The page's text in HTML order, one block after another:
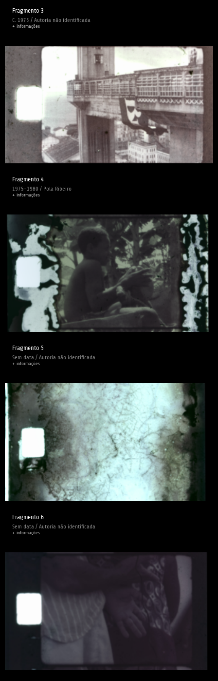
Fragmento 3
C. 1975 / Autoria não identificada
+ informações
Fragmento 4
1975-1980 / Pola Ribeiro
+ informações
Fragmento 5
Sem data / Autoria não identificada
+ informações
Fragmento 6
Sem data / Autoria não identificada
+ informações